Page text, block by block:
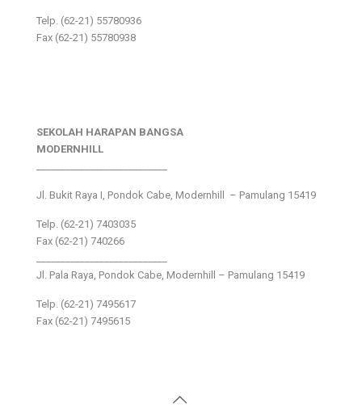
Telp. (62-21) 55780936
Fax (62-21) 55780938
SEKOLAH HARAPAN BANGSA
MODERNHILL
Jl. Bukit Raya I, Pondok Cabe, Modernhill – Pamulang 15419
Telp. (62-21) 7403035
Fax (62-21) 740266
Jl. Pala Raya, Pondok Cabe, Modernhill – Pamulang 15419
Telp. (62-21) 7495617
Fax (62-21) 7495615